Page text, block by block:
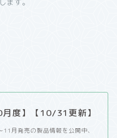
ます。
度】【10/31更新】
月発売の製品情報を公開中、